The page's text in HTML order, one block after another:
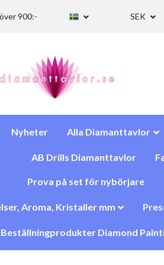
900:- SEK
Nyheter Alla Diamanttavlor
AB Drills Diamanttavlor
Prova på set för nybörjare
Aroma, Kristaller mm
Beställningprodukter Diamond